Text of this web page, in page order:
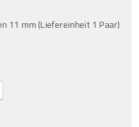
11 mm (Liefereinheit 1 Paar)